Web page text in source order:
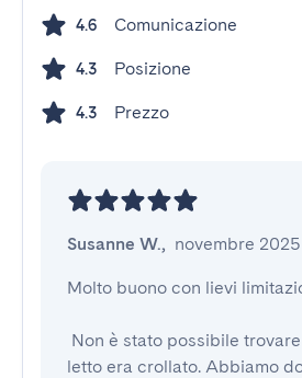
4.6 Comunicazione
4.3 Posizione
4.3 Prezzo
Susanne W., novembre 2025
Molto buono con lievi
letto era crollato. Abbiamo